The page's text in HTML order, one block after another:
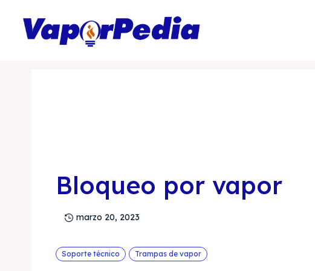
Inicio Temas de Aprendizajes Soporte técnico
Bloqueo por vapor
marzo 20, 2023
Soporte técnico Trampas de vapor